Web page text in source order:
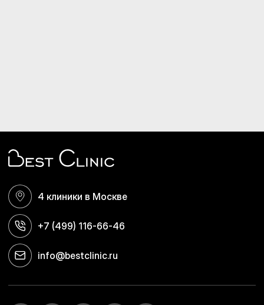
4 клиники в Москве
+7 (499) 116-66-46
info@bestclinic.ru